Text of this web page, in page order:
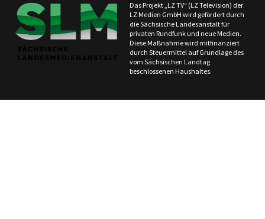
Das Projekt „LZ TV“ (LZ Television) der
LZ Medien GmbH wird gefördert durch
die Sächsische Landesanstalt für
privaten Rundfunk und neue Medien.
Diese Maßnahme wird mitfinanziert
durch Steuermittel auf Grundlage des
vom Sächsischen Landtag
beschlossenen Haushaltes.